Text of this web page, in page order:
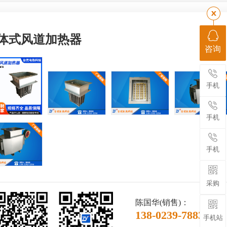
式风道加热器
陈国华(销售)：
138-0239-7883
咨询
手机
手机
手机
采购
手机站